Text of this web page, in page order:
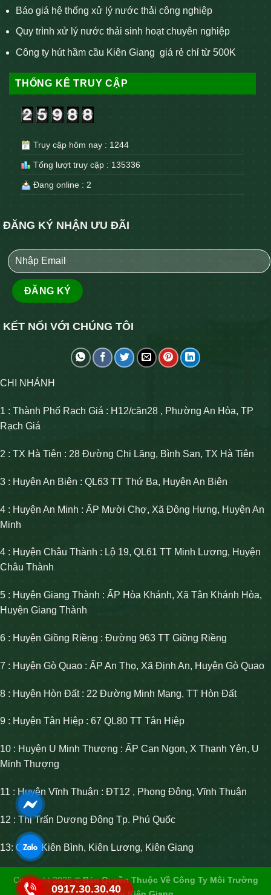
Báo giá hệ thống xử lý nước thải công nghiệp
Quy trình xử lý nước thải sinh hoạt chuyên nghiệp
Công ty hút hầm cầu Kiên Giang giá rẻ chỉ từ 500K
THỐNG KÊ TRUY CẬP
Truy cập hôm nay : 1244
Tổng lượt truy cập : 135336
Đang online : 2
ĐĂNG KÝ NHẬN ƯU ĐÃI
KẾT NỐI VỚI CHÚNG TÔI
CHI NHÁNH
1 : Thành Phố Rạch Giá : H12/căn28 , Phường An Hòa, TP
Rạch Giá
2 : TX Hà Tiên : 28 Đường Chi Lăng, Bình San, TX Hà Tiên
3 : Huyện An Biên : QL63 TT Thứ Ba, Huyện An Biên
4 : Huyện An Minh : ẤP Mười Chợ, Xã Đông Hưng, Huyện An
Minh
4 : Huyện Châu Thành : Lộ 19, QL61 TT Minh Lương, Huyện
Châu Thành
5 : Huyện Giang Thành : ẤP Hòa Khánh, Xã Tân Khánh Hòa,
Huyện Giang Thành
6 : Huyện Giồng Riềng : Đường 963 TT Giồng Riềng
7 : Huyện Gò Quao : ẤP An Thọ, Xã Định An, Huyện Gò Quao
8 : Huyện Hòn Đất : 22 Đường Minh Mạng, TT Hòn Đất
9 : Huyện Tân Hiệp : 67 QL80 TT Tân Hiệp
10 : Huyện U Minh Thượng : ẤP Cạn Ngọn, X Thạnh Yên, U
Minh Thượng
11 : Huyện Vĩnh Thuận : ĐT12 , Phong Đông, Vĩnh Thuận
12 : Thị Trấn Dương Đông Tp. Phú Quốc
13: Ql80, Kiên Bình, Kiên Lương, Kiên Giang
Copyright 2026 ©Bản Quyền Thuộc Về Công Ty Môi Trường
0917.30.30.40